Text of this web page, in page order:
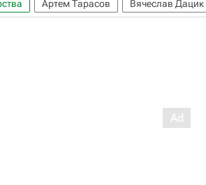
Артем Тарасов Вячеслав Дацик